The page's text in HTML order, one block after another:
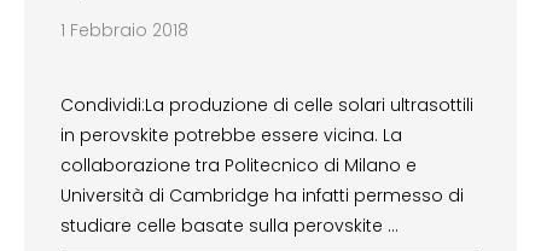
1 Febbraio 2018
Condividi:La produzione di celle solari ultrasottili
in perovskite potrebbe essere vicina. La
collaborazione tra Politecnico di Milano e
Università di Cambridge ha infatti permesso di
studiare celle basate sulla perovskite …